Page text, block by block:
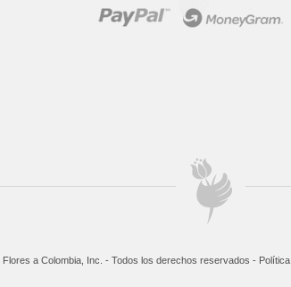
a Colombia, Inc. - Todos los derechos reservados -